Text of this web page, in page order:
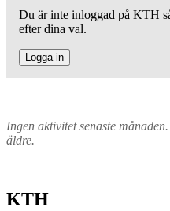
Du är inte inloggad på KTH
efter dina val.
Logga in
Ingen aktivitet senaste
äldre.
KTH